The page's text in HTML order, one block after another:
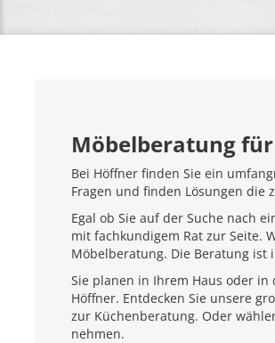
Möbelberatung
Bei Höffner finden Sie ein
Fragen und finden Lösungen die
Egal ob Sie auf der Suche nach
mit fachkundigem Rat zur Seite.
Möbelberatung. Die Beratung ist
Sie planen in Ihrem Haus oder
Höffner. Entdecken Sie unsere
zur Küchenberatung. Oder
nehmen.